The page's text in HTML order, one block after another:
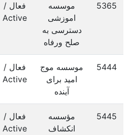
5365
موسسه
اموزشی
دسترسی به
صلح ورفاه
فعال /
Active
5444
موسسه موج
امید برای
آینده
فعال /
Active
5445
مؤسسه
انکشاف
فعال /
Active